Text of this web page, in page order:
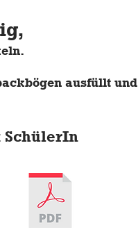
ausfüllt und
SchülerIn